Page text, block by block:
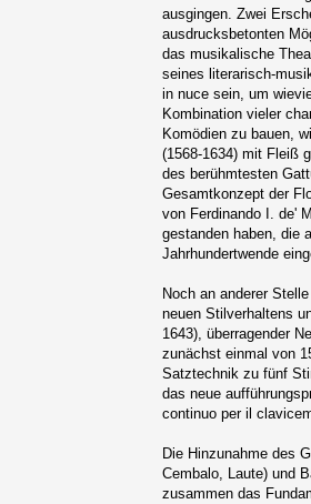
ausgingen. Zwei
ausdrucksbetonten
das musikalische
seines literarisch-
in nuce sein, um
Kombination vieler
Komödien zu bauen,
(1568-1634) mit Fleiß
des berühmtesten
Gesamtkonzept der
von Ferdinando I. de'
gestanden haben, die
Jahrhundertwende
Noch an anderer
neuen Stilverhaltens
1643), überragender
zunächst einmal von
Satztechnik zu fünf
das neue
continuo per il
Die Hinzunahme des
Cembalo, Laute) und
zusammen das